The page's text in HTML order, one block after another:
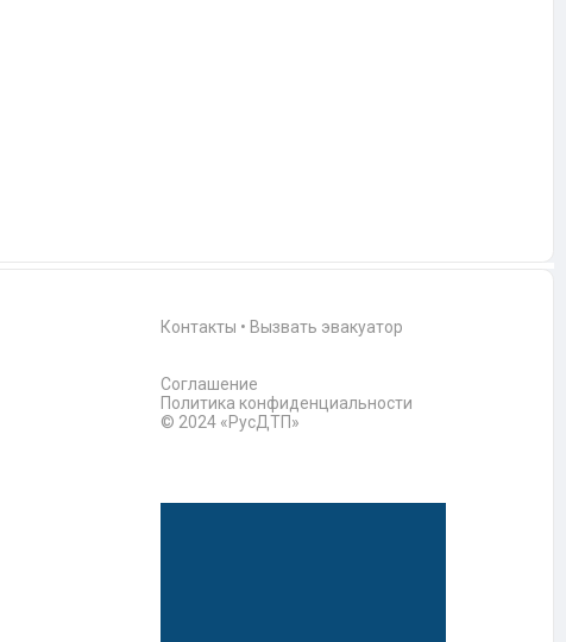
Контакты • Вызвать эвакуатор
Соглашение
Политика конфиденциальности
© 2024 «РусДТП»